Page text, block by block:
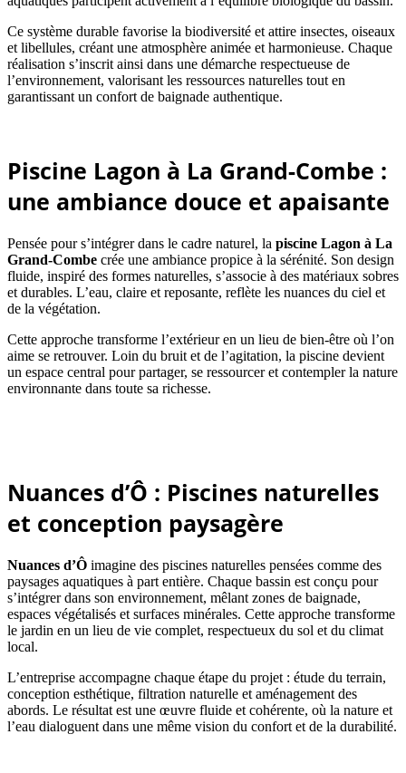
Ce système durable favorise la biodiversité et attire insectes, oiseaux
et libellules, créant une atmosphère animée et harmonieuse. Chaque
réalisation s’inscrit ainsi dans une démarche respectueuse de
l’environnement, valorisant les ressources naturelles tout en
garantissant un confort de baignade authentique.
Piscine Lagon à La Grand-Combe :
une ambiance douce et apaisante
Pensée pour s’intégrer dans le cadre naturel, la piscine Lagon à La
Grand-Combe crée une ambiance propice à la sérénité. Son design
fluide, inspiré des formes naturelles, s’associe à des matériaux sobres
et durables. L’eau, claire et reposante, reflète les nuances du ciel et
de la végétation.
Cette approche transforme l’extérieur en un lieu de bien-être où l’on
aime se retrouver. Loin du bruit et de l’agitation, la piscine devient
un espace central pour partager, se ressourcer et contempler la nature
environnante dans toute sa richesse.
Nuances d’Ô : Piscines naturelles
et conception paysagère
Nuances d’Ô imagine des piscines naturelles pensées comme des
paysages aquatiques à part entière. Chaque bassin est conçu pour
s’intégrer dans son environnement, mêlant zones de baignade,
espaces végétalisés et surfaces minérales. Cette approche transforme
le jardin en un lieu de vie complet, respectueux du sol et du climat
local.
L’entreprise accompagne chaque étape du projet : étude du terrain,
conception esthétique, filtration naturelle et aménagement des
abords. Le résultat est une œuvre fluide et cohérente, où la nature et
l’eau dialoguent dans une même vision du confort et de la durabilité.